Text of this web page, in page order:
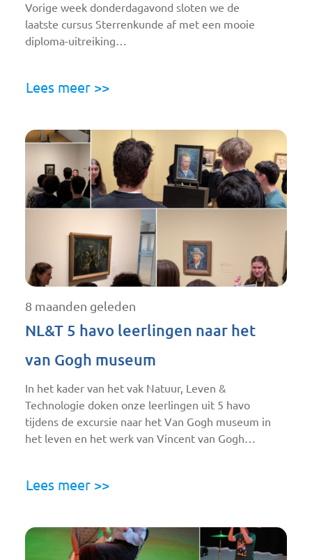
Vorige week donderdagavond sloten we de
laatste cursus Sterrenkunde af met een mooie
diploma-uitreiking…
Lees meer >>
8 maanden geleden
NL&T 5 havo leerlingen naar het
van Gogh museum
In het kader van het vak Natuur, Leven &
Technologie doken onze leerlingen uit 5 havo
tijdens de excursie naar het Van Gogh museum in
het leven en het werk van Vincent van Gogh…
Lees meer >>